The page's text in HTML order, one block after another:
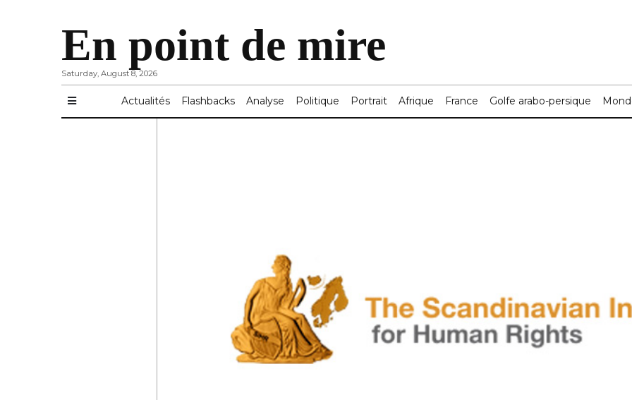
Saturday, August 8, 2026
En point de mire
Actualités Flashbacks Analyse Politique Portrait Afrique France Golfe arabo-persique